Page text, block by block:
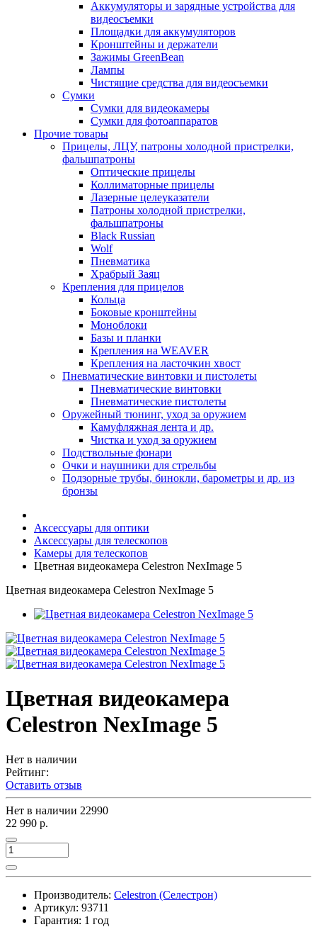
Аккумуляторы и зарядные устройства для
видеосъемки
Площадки для аккумуляторов
Кронштейны и держатели
Зажимы GreenBean
Лампы
Чистящие средства для видеосъемки
Сумки
Сумки для видеокамеры
Сумки для фотоаппаратов
Прочие товары
Прицелы, ЛЦУ, патроны холодной пристрелки,
фальшпатроны
Оптические прицелы
Коллиматорные прицелы
Лазерные целеуказатели
Патроны холодной пристрелки,
фальшпатроны
Black Russian
Wolf
Пневматика
Храбрый Заяц
Крепления для прицелов
Кольца
Боковые кронштейны
Моноблоки
Базы и планки
Крепления на WEAVER
Крепления на ласточкин хвост
Пневматические винтовки и пистолеты
Пневматические винтовки
Пневматические пистолеты
Оружейный тюнинг, уход за оружием
Камуфляжная лента и др.
Чистка и уход за оружием
Подствольные фонари
Очки и наушники для стрельбы
Подзорные трубы, бинокли, барометры и др. из
бронзы
Аксессуары для оптики
Аксессуары для телескопов
Камеры для телескопов
Цветная видеокамера Celestron NexImage 5
Цветная видеокамера Celestron NexImage 5
Цветная видеокамера
Celestron NexImage 5
Нет в наличии
Рейтинг:
Оставить отзыв
Нет в наличии 22990
22 990 р.
Производитель: Celestron (Селестрон)
Артикул: 93711
Гарантия: 1 год